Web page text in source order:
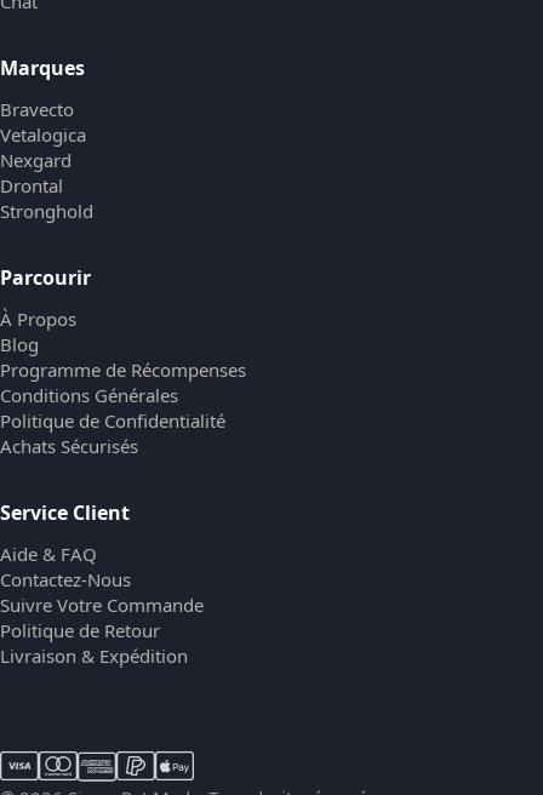
Marques
Bravecto
Vetalogica
Nexgard
Drontal
Stronghold
Parcourir
À Propos
Blog
Programme de Récompenses
Conditions Générales
Politique de Confidentialité
Achats Sécurisés
Service Client
Aide & FAQ
Contactez-Nous
Suivre Votre Commande
Politique de Retour
Livraison & Expédition